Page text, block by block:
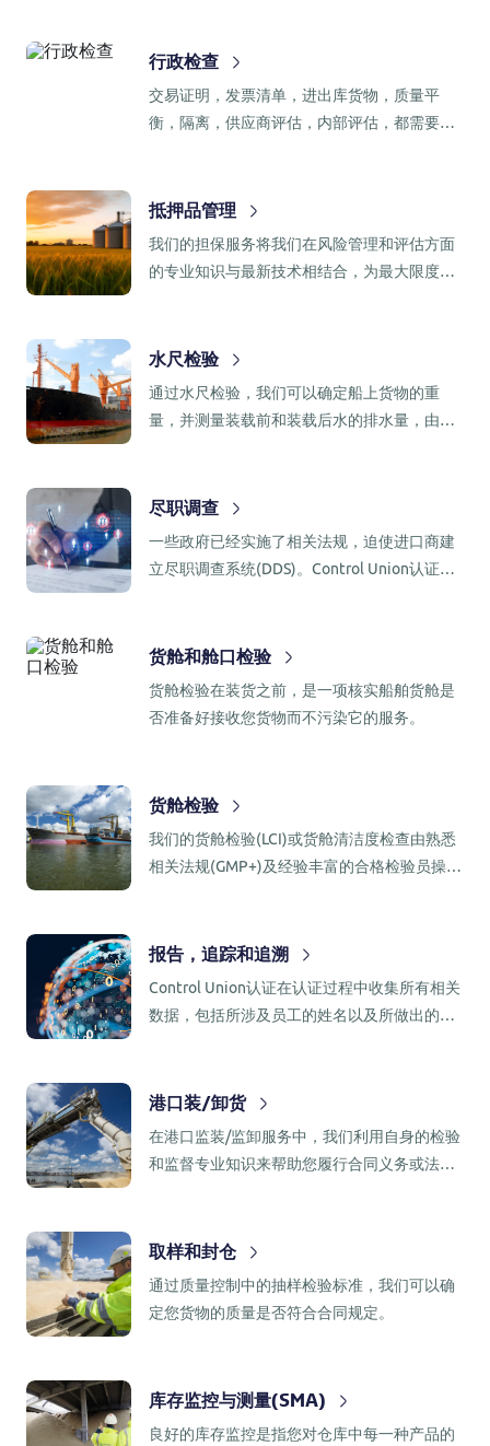
行政检查
交易证明，发票清单，进出库货物，质量平
衡，隔离，供应商评估，内部评估，都需要进
抵押品管理
我们的担保服务将我们在风险管理和评估方面
的专业知识与最新技术相结合，为最大限度地
水尺检验
通过水尺检验，我们可以确定船上货物的重
量，并测量装载前和装载后水的排水量，由此
尽职调查
一些政府已经实施了相关法规，迫使进口商建
立尽职调查系统(DDS)。Control Union认证业
货舱和舱口检验
货舱检验在装货之前，是一项核实船舶货舱是
否准备好接收您货物而不污染它的服务。
货舱检验
我们的货舱检验(LCI)或货舱清洁度检查由熟悉
相关法规(GMP+)及经验丰富的合格检验员操作
报告，追踪和追溯
Control Union认证在认证过程中收集所有相关
数据，包括所涉及员工的姓名以及所做出的任
港口装/卸货
在港口监装/监卸服务中，我们利用自身的检验
和监督专业知识来帮助您履行合同义务或法
取样和封仓
通过质量控制中的抽样检验标准，我们可以确
定您货物的质量是否符合合同规定。
库存监控与测量(SMA)
良好的库存监控是指您对仓库中每一种产品的